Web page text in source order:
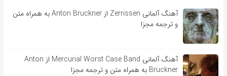
آهنگ آلمانی Zerrissen از Anton Bruckner به همراه متن
و ترجمه مجزا
آهنگ آلمانی Mercurial Worst Case Band از Anton
Bruckner به همراه متن و ترجمه مجزا